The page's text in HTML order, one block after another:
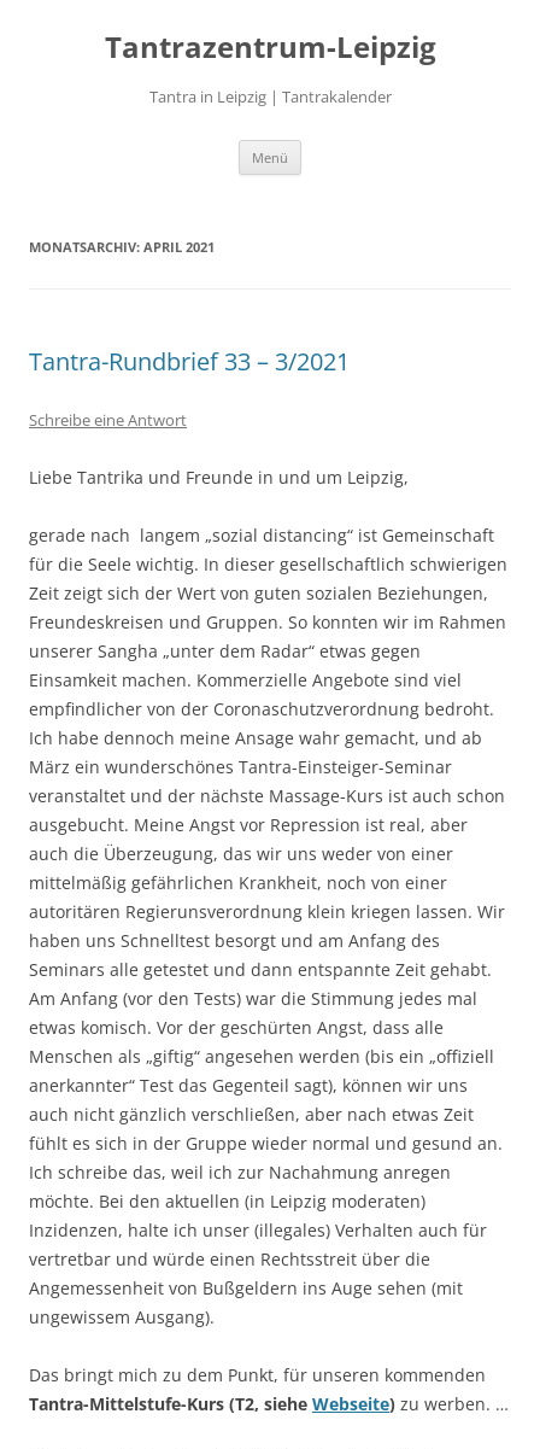
Tantrazentrum-Leipzig
Tantra in Leipzig | Tantrakalender
Menü
MONATSARCHIV: APRIL 2021
Tantra-Rundbrief 33 – 3/2021
Schreibe eine Antwort
Liebe Tantrika und Freunde in und um Leipzig,
gerade nach langem „sozial distancing“ ist Gemeinschaft
für die Seele wichtig. In dieser gesellschaftlich schwierigen
Zeit zeigt sich der Wert von guten sozialen Beziehungen,
Freundeskreisen und Gruppen. So konnten wir im Rahmen
unserer Sangha „unter dem Radar“ etwas gegen
Einsamkeit machen. Kommerzielle Angebote sind viel
empfindlicher von der Coronaschutzverordnung bedroht.
Ich habe dennoch meine Ansage wahr gemacht, und ab
März ein wunderschönes Tantra-Einsteiger-Seminar
veranstaltet und der nächste Massage-Kurs ist auch schon
ausgebucht. Meine Angst vor Repression ist real, aber
auch die Überzeugung, das wir uns weder von einer
mittelmäßig gefährlichen Krankheit, noch von einer
autoritären Regierunsverordnung klein kriegen lassen. Wir
haben uns Schnelltest besorgt und am Anfang des
Seminars alle getestet und dann entspannte Zeit gehabt.
Am Anfang (vor den Tests) war die Stimmung jedes mal
etwas komisch. Vor der geschürten Angst, dass alle
Menschen als „giftig“ angesehen werden (bis ein „offiziell
anerkannter“ Test das Gegenteil sagt), können wir uns
auch nicht gänzlich verschließen, aber nach etwas Zeit
fühlt es sich in der Gruppe wieder normal und gesund an.
Ich schreibe das, weil ich zur Nachahmung anregen
möchte. Bei den aktuellen (in Leipzig moderaten)
Inzidenzen, halte ich unser (illegales) Verhalten auch für
vertretbar und würde einen Rechtsstreit über die
Angemessenheit von Bußgeldern ins Auge sehen (mit
ungewissem Ausgang).
Das bringt mich zu dem Punkt, für unseren kommenden
Tantra-Mittelstufe-Kurs (T2, siehe Webseite) zu werben. …